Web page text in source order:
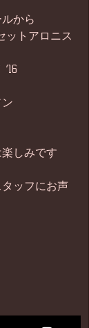
から
ットアロニス
しみです
ッフにお声